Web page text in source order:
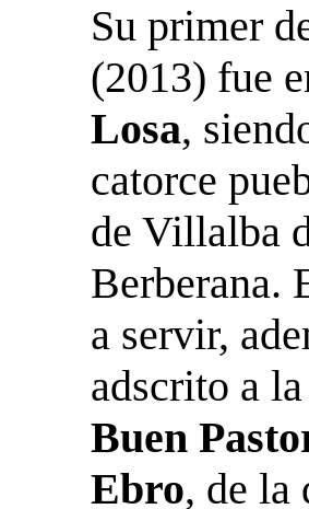
Su primer
(2013) fue
Losa,
catorce
de Villalba
Berberana.
a servir,
adscrito a
Buen
Ebro, de la